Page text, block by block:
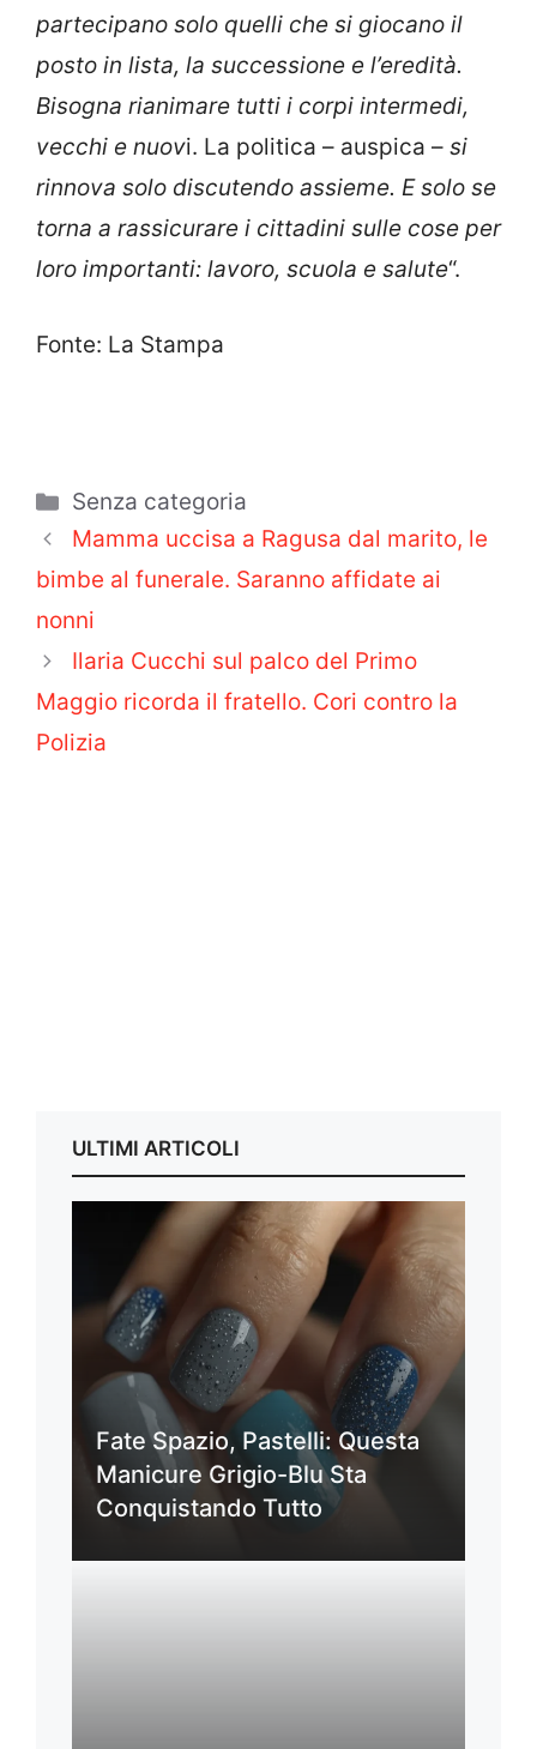
partecipano solo quelli che si giocano il
posto in lista, la successione e l’eredità.
Bisogna rianimare tutti i corpi intermedi,
vecchi e nuovi. La politica – auspica – si
rinnova solo discutendo assieme. E solo se
torna a rassicurare i cittadini sulle cose per
loro importanti: lavoro, scuola e salute“.
Fonte: La Stampa
Categorie
Senza categoria
Mamma uccisa a Ragusa dal marito, le
bimbe al funerale. Saranno affidate ai
nonni
Ilaria Cucchi sul palco del Primo
Maggio ricorda il fratello. Cori contro la
Polizia
ULTIMI ARTICOLI
Fate Spazio, Pastelli: Questa
Manicure Grigio-Blu Sta
Conquistando Tutto